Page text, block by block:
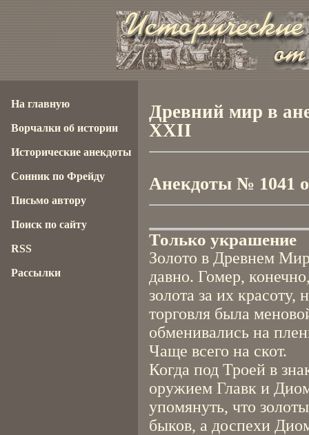
Древний мир в
XXII
Анекдоты № 1041
Только украшение
Золото в Древнем
давно. Гомер,
золота за их красоту,
торговля была
обменивались на
Чаще всего на скот.
Когда под Троей в
оружием Главк и
упомянуть, что
быков, а доспехи
На главную
Ворчалки об истории
Исторические анекдоты
Сонник по Фрейду
Письмо автору
Поиск по сайту
RSS
Рассылки